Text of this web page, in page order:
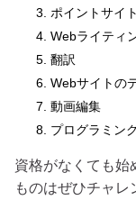
ポイントサイ
Webライティ
翻訳
Webサイトの
動画編集
プログラミン
資格がなくても始
ものはぜひチャレ